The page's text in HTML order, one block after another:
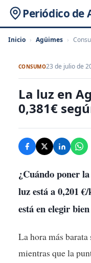
Periódico de
Inicio › Agüimes ›
CONSUMO23 de julio de
La luz en
0,381€
¿Cuándo poner
luz está a 0,201
está en elegir
La hora más barata
mientras que la